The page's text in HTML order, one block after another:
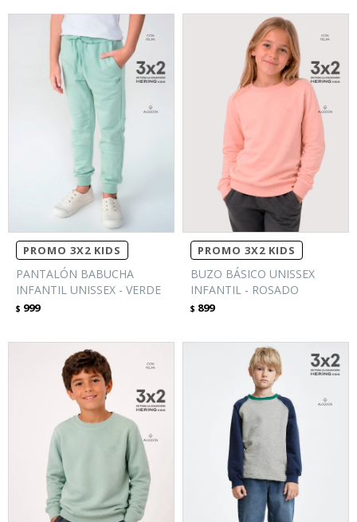
PROMO 3X2 KIDS
PANTALÓN BABUCHA
INFANTIL UNISSEX - VERDE
$ 999
PROMO 3X2 KIDS
BUZO BÁSICO UNISSEX
INFANTIL - ROSADO
$ 899